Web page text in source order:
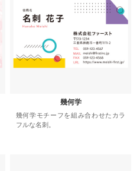
幾何学
幾何学モチーフを組み合わせたカラ
フルな名刺。